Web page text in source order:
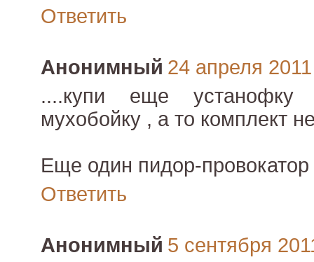
Ответить
Анонимный 24 апреля 2011
....купи еще устанофку
мухобойку , а то комплект
Еще один пидор-провокатор
Ответить
Анонимный 5 сентября